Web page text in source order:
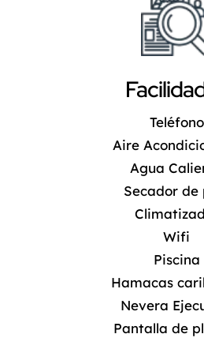
Teléfono
Aire
Agua
Secador de
Wifi
Piscina
Hamacas
Nevera
Pantalla de